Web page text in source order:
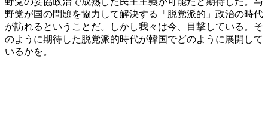
野党が国の問題を協力して解決する「脱党派的」政治の時代
が訪れるということだ。しかし我々は今、目撃している。そ
のように期待した脱党派的時代が韓国でどのように展開して
いるかを。